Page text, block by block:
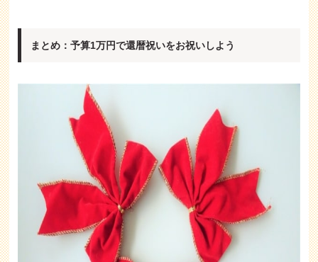
まとめ：予算1万円で還暦祝いをお祝いしよう